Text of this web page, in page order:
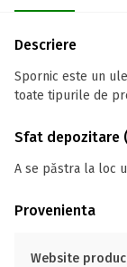
Descriere
Spornic este un
toate tipurile de
Sfat depozitare
A se păstra la loc
Provenienta
Website